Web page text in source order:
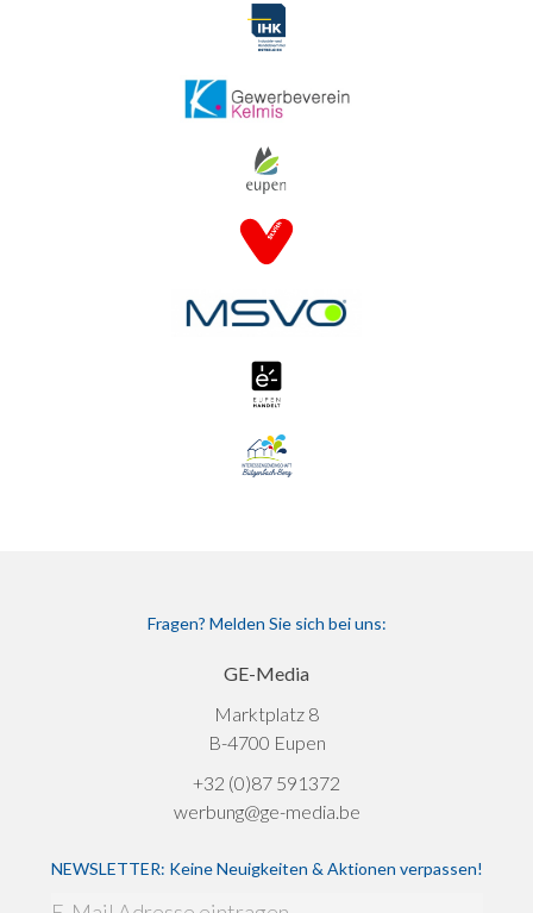
Fragen? Melden Sie sich bei uns:
GE-Media
Marktplatz 8
B-4700 Eupen
+32 (0)87 591372
werbung@ge-media.be
NEWSLETTER: Keine Neuigkeiten & Aktionen verpassen!